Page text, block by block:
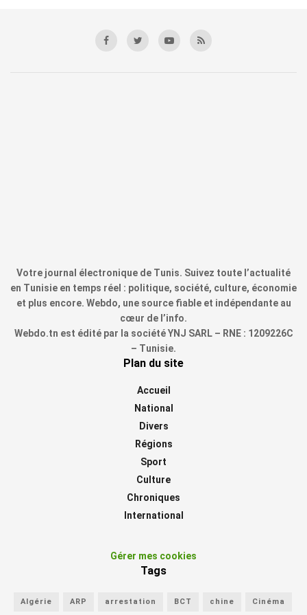
Votre journal électronique de Tunis. Suivez toute l’actualité
en Tunisie en temps réel : politique, société, culture, économie
et plus encore. Webdo, une source fiable et indépendante au
cœur de l’info.
Webdo.tn est édité par la société YNJ SARL – RNE : 1209226C
– Tunisie.
Plan du site
Accueil
National
Divers
Régions
Sport
Culture
Chroniques
International
Gérer mes cookies
Tags
Algérie ARP arrestation BCT chine Cinéma